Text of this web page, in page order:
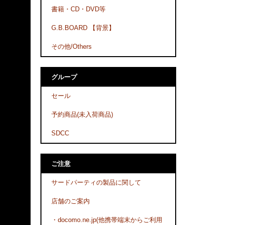
書籍・CD・DVD等
G.B.BOARD 【背景】
その他/Others
グループ
セール
予約商品(未入荷商品)
SDCC
ご注意
サードパーティの製品に関して
店舗のご案内
・docomo.ne.jp(他携帯端末からご利用